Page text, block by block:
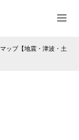
ップ【地震・津波・土